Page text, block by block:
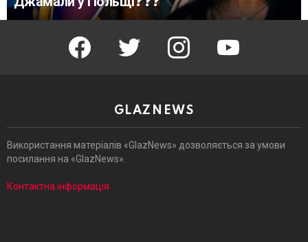
facebook twitter instagram youtube
GLAZNEWS
Використання матеріалів «GlazNews» дозволяється за умови
посилання на «GlazNews».
Контактна інформація